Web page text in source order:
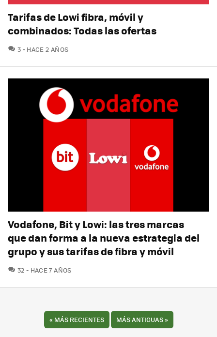
Tarifas de Lowi fibra, móvil y
combinados: Todas las ofertas
3 COMENTARIOS
HACE 2 AÑOS
Vodafone, Bit y Lowi: las tres marcas
que dan forma a la nueva estrategia del
grupo y sus tarifas de fibra y móvil
32 COMENTARIOS
HACE 7 AÑOS
« MÁS RECIENTES MÁS ANTIGUAS»